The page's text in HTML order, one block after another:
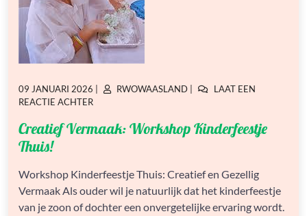
GEPLAATST
OP
09 JANUARI 2026
GEPLAATST
RWOWAASLAND
LAAT EEN
REACTIE ACHTEROP
VERMAAK:
Creatief Vermaak: Workshop Kinderfeestje
Thuis!
Workshop Kinderfeestje Thuis: Creatief en Gezellig
Vermaak Als ouder wil je natuurlijk dat het kinderfeestje
van je zoon of dochter een onvergetelijke ervaring wordt.